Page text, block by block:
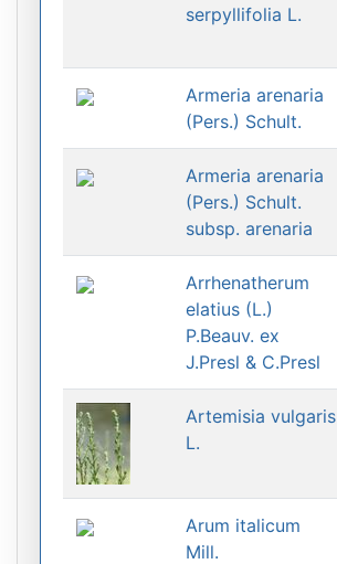
serpyllifolia L.
Armeria arenaria
(Pers.) Schult.
Armeria arenaria
(Pers.) Schult.
subsp. arenaria
Arrhenatherum
elatius (L.)
P.Beauv. ex
J.Presl & C.Presl
Artemisia vulgaris
L.
Arum italicum
Mill.